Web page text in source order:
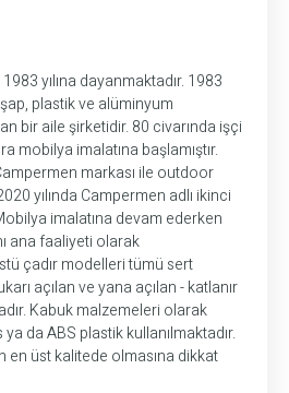
yılına dayanmaktadır. 1983
plastik ve alüminyum
bir aile şirketidir. 80 civarında işçi
mobilya imalatına başlamıştır.
markası ile outdoor
yılında Campermen adlı ikinci
imalatına devam ederken
ana faaliyeti olarak
çadır modelleri tümü sert
açılan ve yana açılan - katlanır
Kabuk malzemeleri olarak
da ABS plastik kullanılmaktadır.
en üst kalitede olmasına dikkat